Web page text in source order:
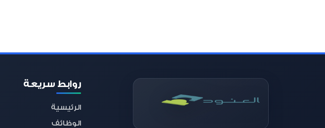
روابط سريعة
الرئيسية
الوظائف